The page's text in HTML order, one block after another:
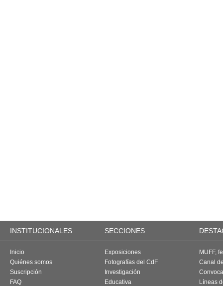
INSTITUCIONALES SECCIONES
Inicio
Quiénes somos
Suscripción
FAQ
Exposiciones
Fotografías del CdF
Investigación
Educativa
MUFF,
Canal
Líneas